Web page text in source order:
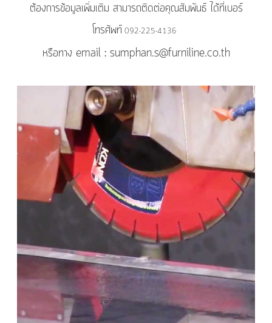
ต้องการข้อมูลเพิ่มเติม สามารถติดต่อคุณสัมพันธ์ ได้ที่เบอร์
โทรศัพท์ 092-225-4136
หรือทาง email : sumphan.s@furniline.co.th